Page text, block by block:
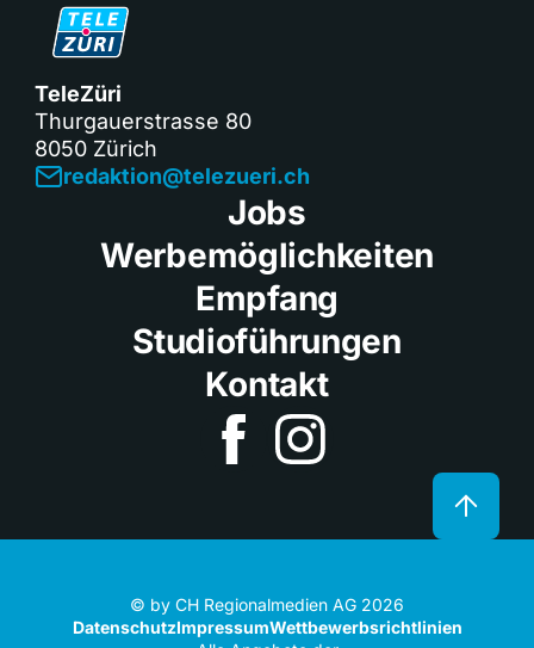
TeleZüri
Thurgauerstrasse 80
8050 Zürich
redaktion@telezueri.ch
Jobs
Werbemöglichkeiten
Empfang
Studioführungen
Kontakt
© by CH Regionalmedien AG 2026
DatenschutzImpressumWettbewerbsrichtlinien